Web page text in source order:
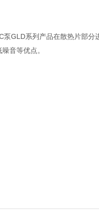
泵GLD系列产品在散热片部分
音等优点。